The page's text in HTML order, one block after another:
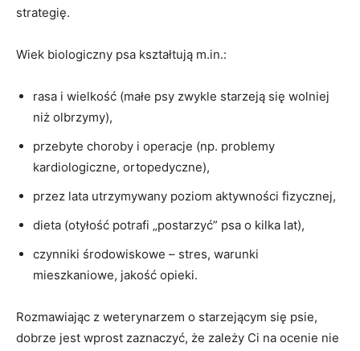
strategię.
Wiek biologiczny psa kształtują m.in.:
rasa i wielkość (małe psy zwykle starzeją się wolniej
niż olbrzymy),
przebyte choroby i operacje (np. problemy
kardiologiczne, ortopedyczne),
przez lata utrzymywany poziom aktywności fizycznej,
dieta (otyłość potrafi „postarzyć” psa o kilka lat),
czynniki środowiskowe – stres, warunki
mieszkaniowe, jakość opieki.
Rozmawiając z weterynarzem o starzejącym się psie,
dobrze jest wprost zaznaczyć, że zależy Ci na ocenie nie